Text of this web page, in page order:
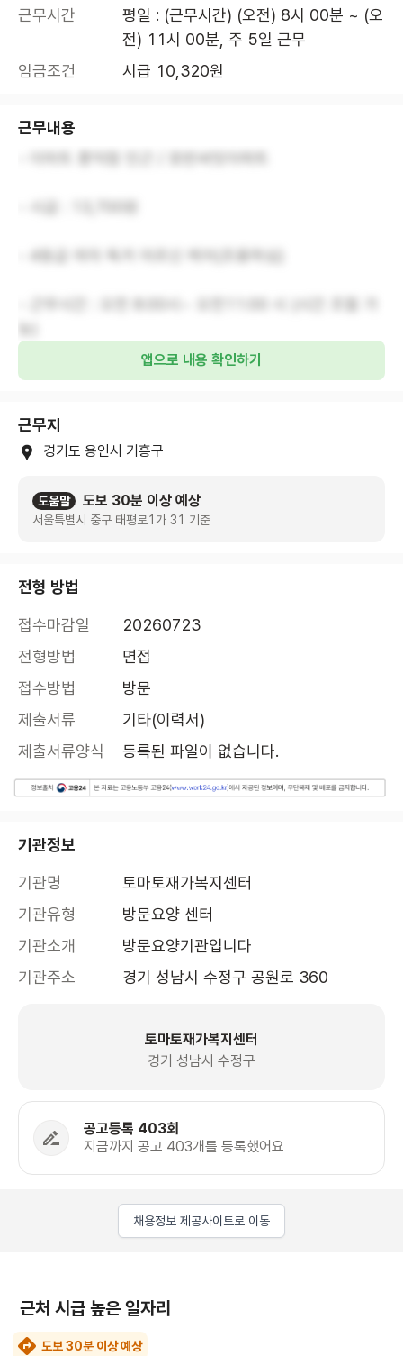
근무시간
평일 : (근무시간) (오전) 8시 00분 ~ (오
전) 11시 00분, 주 5일 근무
임금조건
시급 10,320원
근무내용
앱으로 내용 확인하기
근무지
경기도 용인시 기흥구
도움말 도보 30분 이상 예상
서울특별시 중구 태평로1가 31 기준
전형 방법
접수마감일
20260723
전형방법
면접
접수방법
방문
제출서류
기타(이력서)
제출서류양식
등록된 파일이 없습니다.
기관정보
기관명
토마토재가복지센터
기관유형
방문요양 센터
기관소개
방문요양기관입니다
기관주소
경기 성남시 수정구 공원로 360
토마토재가복지센터
경기 성남시 수정구
공고등록 403회
지금까지 공고 403개를 등록했어요
채용정보 제공사이트로 이동
근처 시급 높은 일자리
도보 30분 이상 예상